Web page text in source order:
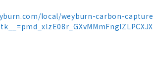
local/weyburn-carbon-